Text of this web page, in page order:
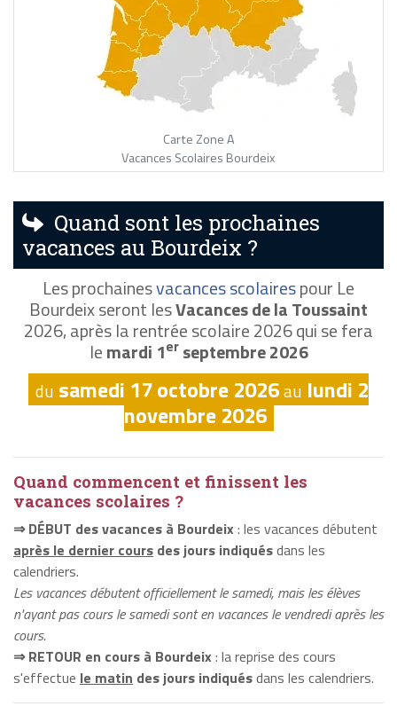
Carte Zone A
Vacances Scolaires Bourdeix
Quand sont les prochaines
vacances au Bourdeix ?
Les prochainesvacances scolairespour Le
Bourdeix seront lesVacances de la Toussaint
2026, après la rentrée scolaire 2026 qui se fera
lemardi 1erseptembre 2026
du samedi 17 octobre 2026au lundi 2
novembre 2026
Quand commencent et finissent les
vacances scolaires ?
⇒ DÉBUT des vacances à Bourdeix : les vacances débutent
après le dernier cours des jours indiquésdans les
calendriers.
Les vacances débutent officiellement le samedi, mais les élèves
n'ayant pas cours le samedi sont en vacances le vendredi après les
cours.
⇒ RETOUR en cours à Bourdeix : la reprise des cours
s'effectue le matin des jours indiquésdans les calendriers.